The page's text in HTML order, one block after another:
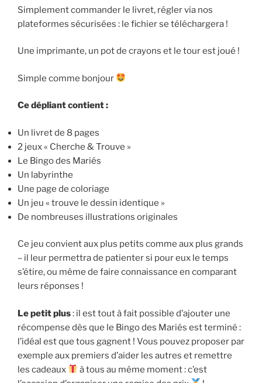
Simplement commander le livret, régler via nos
plateformes sécurisées : le fichier se téléchargera !
Une imprimante, un pot de crayons et le tour est joué !
Simple comme bonjour
Ce dépliant contient :
Un livret de 8 pages
2 jeux « Cherche & Trouve »
Le Bingo des Mariés
Un labyrinthe
Une page de coloriage
Un jeu « trouve le dessin identique »
De nombreuses illustrations originales
Ce jeu convient aux plus petits comme aux plus grands
– il leur permettra de patienter si pour eux le temps
s’étire, ou même de faire connaissance en comparant
leurs réponses !
Le petit plus: il est tout à fait possible d’ajouter une
récompense dès que le Bingo des Mariés est terminé :
l’idéal est que tous gagnent ! Vous pouvez proposer par
exemple aux premiers d’aider les autres et remettre
les cadeaux
à tous au même moment : c’est